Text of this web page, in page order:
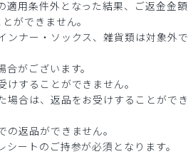
用条件外となった結果、ご返金金額
ができません。
ナー・ソックス、雑貨類は対象外で
がございます。
することができません。
合は、返品をお受けすることができ
返品ができません。
ートのご持参が必須となります。